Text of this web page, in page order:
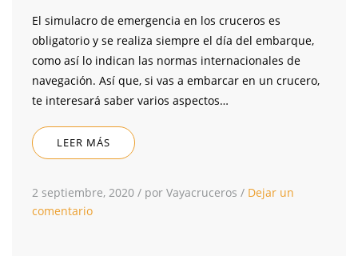
El simulacro de emergencia en los cruceros es
obligatorio y se realiza siempre el día del embarque,
como así lo indican las normas internacionales de
navegación. Así que, si vas a embarcar en un crucero,
te interesará saber varios aspectos…
LEER MÁS
2 septiembre, 2020 / por Vayacruceros / Dejar un
comentario